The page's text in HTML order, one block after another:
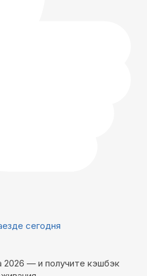
сегодня
2026 — и получите кэшбэк